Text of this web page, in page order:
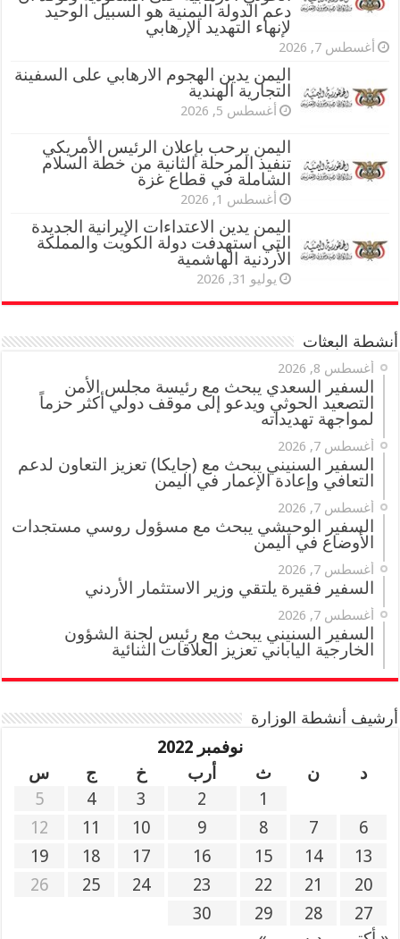
دعم الدولة اليمنية هو السبيل الوحيد
لإنهاء التهديد الإرهابي
أغسطس 7, 2026
اليمن يدين الهجوم الارهابي على السفينة
التجارية الهندية
أغسطس 5, 2026
اليمن يرحب بإعلان الرئيس الأمريكي
تنفيذ المرحلة الثانية من خطة السلام
الشاملة في قطاع غزة
أغسطس 1, 2026
اليمن يدين الاعتداءات الإيرانية الجديدة
التي استهدفت دولة الكويت والمملكة
الأردنية الهاشمية
يوليو 31, 2026
أنشطة البعثات
أغسطس 8, 2026
السفير السعدي يبحث مع رئيسة مجلس الأمن
التصعيد الحوثي ويدعو إلى موقف دولي أكثر حزماً
لمواجهة تهديداته
أغسطس 7, 2026
السفير السنيني يبحث مع (جايكا) تعزيز التعاون لدعم
التعافي وإعادة الإعمار في اليمن
أغسطس 7, 2026
السفير الوحيشي يبحث مع مسؤول روسي مستجدات
الأوضاع في اليمن
أغسطس 7, 2026
السفير فقيرة يلتقي وزير الاستثمار الأردني
أغسطس 7, 2026
السفير السنيني يبحث مع رئيس لجنة الشؤون
الخارجية الياباني تعزيز العلاقات الثنائية
أرشيف أنشطة الوزارة
نوفمبر 2022
د
ن ث أرب خ ج
س
1
2
3
4
5
6
7
8
9
10
11
12
13
14
15
16
17
18
19
20
21
22
23
24
25
26
27
28
29
30